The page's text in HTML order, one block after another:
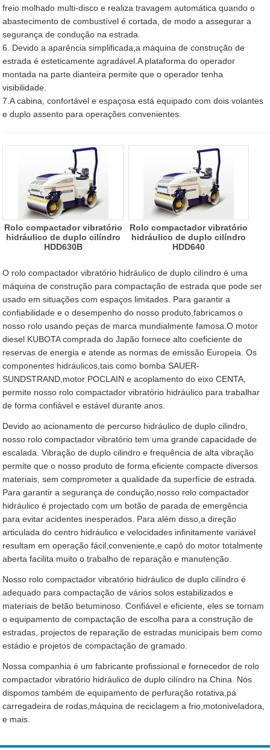
freio molhado multi-disco e realiza travagem automática quando o
abastecimento de combustível é cortada, de modo a assegurar a
segurança de condução na estrada.
6. Devido a aparência simplificada,a máquina de construção de
estrada é esteticamente agradável.A plataforma do operador
montada na parte dianteira permite que o operador tenha
visibilidade.
7.A cabina, confortável e espaçosa está equipado com dois volantes
e duplo assento para operações convenientes.
Rolo compactador vibratório
hidráulico de duplo cilíndro
HDD630B
Rolo compactador vibratório
hidráulico de duplo cilíndro
HDD640
O rolo compactador vibratório hidráulico de duplo cilíndro é uma
máquina de construção para compactação de estrada que pode ser
usado em situações com espaços limitados. Para garantir a
confiabilidade e o desempenho do nosso produto,fabricamos o
nosso rolo usando peças de marca mundialmente famosa.O motor
diesel KUBOTA comprada do Japão fornece alto coeficiente de
reservas de energia e atende as normas de emissão Europeia. Os
componentes hidráulicos,tais como bomba SAUER-
SUNDSTRAND,motor POCLAIN e acoplamento do eixo CENTA,
permite nosso rolo compactador vibratório hidráulico para trabalhar
de forma confiável e estável durante anos.
Devido ao acionamento de percurso hidráulico de duplo cilindro,
nosso rolo compactador vibratório tem uma grande capacidade de
escalada. Vibração de duplo cilindro e frequência de alta vibração
permite que o nosso produto de forma eficiente compacte diversos
materiais, sem comprometer a qualidade da superfície de estrada.
Para garantir a segurança de condução,nosso rolo compactador
hidráulico é projectado com um botão de parada de emergência
para evitar acidentes inesperados. Para além disso,a direção
articulada do centro hidráulico e velocidades infinitamente variável
resultam em operação fácil,conveniente,e capô do motor totalmente
aberta facilita muito o trabalho de reparação e manutenção.
Nosso rolo compactador vibratório hidráulico de duplo cilíndro é
adequado para compactação de vários solos estabilizados e
materiais de betão betuminoso. Confiável e eficiente, eles se tornam
o equipamento de compactação de escolha para a construção de
estradas, projectos de reparação de estradas municipais bem como
estádio e projetos de compactação de gramado.
Nossa companhia é um fabricante profissional e fornecedor de rolo
compactador vibratório hidráulico de duplo cilíndro na China. Nós
dispomos também de equipamento de perfuração rotativa,pá
carregadeira de rodas,máquina de reciclagem a frio,motoniveladora,
e mais.